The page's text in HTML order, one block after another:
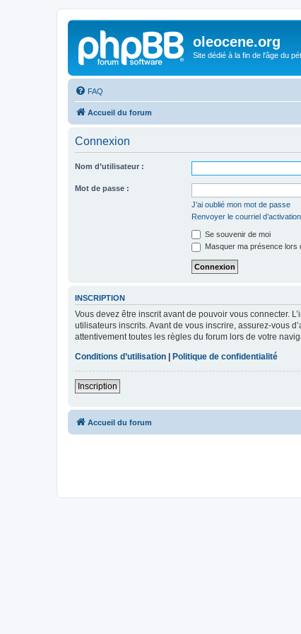
oleocene.org
Site dédié à la fin de l'âge du
FAQ
Accueil du forum
Connexion
Nom d’utilisateur :
Mot de passe :
J’ai oublié mon mot de passe
Renvoyer le courriel d’activation
Se souvenir de moi
Masquer ma présence lors
INSCRIPTION
Vous devez être inscrit avant de pouvoir vous connecter.
utilisateurs inscrits. Avant de vous inscrire, assurez-vous
attentivement toutes les règles du forum lors de votre
Conditions d’utilisation
Politique de confidentialité
Inscription
Accueil du forum